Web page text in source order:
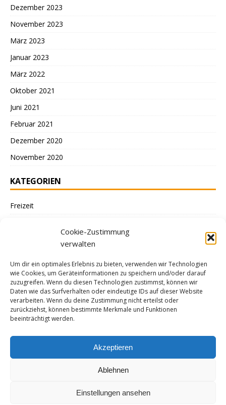
Cookie-Zustimmung
verwalten
Um dir ein optimales Erlebnis zu bieten, verwenden wir Technologien
wie Cookies, um Geräteinformationen zu speichern und/oder darauf
zuzugreifen. Wenn du diesen Technologien zustimmst, können wir
Daten wie das Surfverhalten oder eindeutige IDs auf dieser Website
verarbeiten. Wenn du deine Zustimmung nicht erteilst oder
zurückziehst, können bestimmte Merkmale und Funktionen
beeinträchtigt werden.
Akzeptieren
Ablehnen
Einstellungen ansehen
Dezember 2023
November 2023
März 2023
Januar 2023
März 2022
Oktober 2021
Juni 2021
Februar 2021
Dezember 2020
November 2020
KATEGORIEN
Freizeit
Kreistag
Ohne Kategorie
Verein
DATENSCHUTZ / IMPRESSUM
Datenschutz / Impressum